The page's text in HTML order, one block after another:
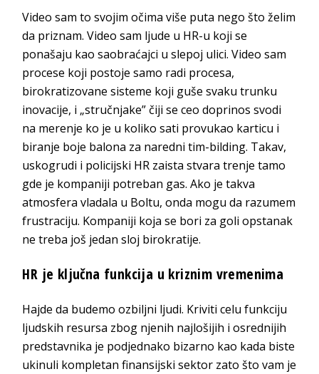
Video sam to svojim očima više puta nego što želim
da priznam. Video sam ljude u HR-u koji se
ponašaju kao saobraćajci u slepoj ulici. Video sam
procese koji postoje samo radi procesa,
birokratizovane sisteme koji guše svaku trunku
inovacije, i „stručnjake” čiji se ceo doprinos svodi
na merenje ko je u koliko sati provukao karticu i
biranje boje balona za naredni tim-bilding. Takav,
uskogrudi i policijski HR zaista stvara trenje tamo
gde je kompaniji potreban gas. Ako je takva
atmosfera vladala u Boltu, onda mogu da razumem
frustraciju. Kompaniji koja se bori za goli opstanak
ne treba još jedan sloj birokratije.
HR je ključna funkcija u kriznim vremenima
Hajde da budemo ozbiljni ljudi. Kriviti celu funkciju
ljudskih resursa zbog njenih najlošijih i osrednijih
predstavnika je podjednako bizarno kao kada biste
ukinuli kompletan finansijski sektor zato što vam je